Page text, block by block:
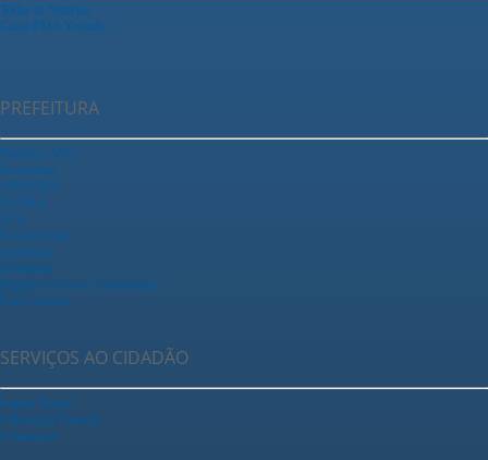
Todas as Notícias
Canal PMA Youtube
PREFEITURA
Prefeito e Vice
Secretarias
ARAPREV
SAEMA
TCA
Fundo Social
Legislação
Ouvidoria
Registrar Acesso a Informação
Fale Conosco
SERVIÇOS AO CIDADÃO
Ganha Tempo
Tributação Fazenda
Urbanismo